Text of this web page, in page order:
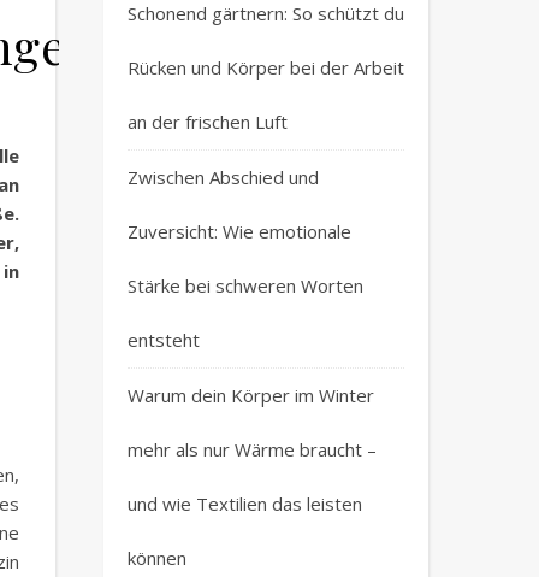
Schonend gärtnern: So schützt du
Rücken und Körper bei der Arbeit
an der frischen Luft
Zwischen Abschied und
Zuversicht: Wie emotionale
Stärke bei schweren Worten
entsteht
Warum dein Körper im Winter
mehr als nur Wärme braucht –
und wie Textilien das leisten
können